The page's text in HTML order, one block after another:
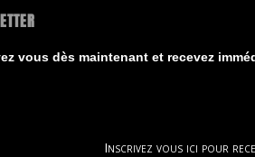
vous dès maintenant et recevez
Inscrivez vous ici pour